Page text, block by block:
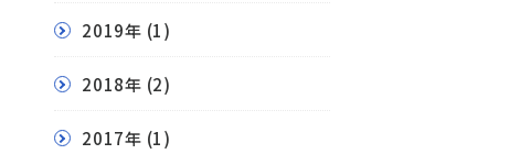
2019年 (1)
2018年 (2)
2017年 (1)